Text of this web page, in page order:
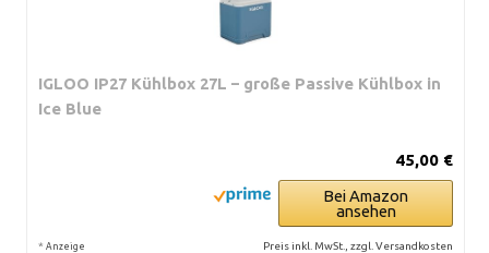
IGLOO IP27 Kühlbox 27L – große Passive Kühlbox in
Ice Blue
45,00 €
Bei Amazon
ansehen
* Anzeige Preis inkl. MwSt., zzgl. Versandkosten